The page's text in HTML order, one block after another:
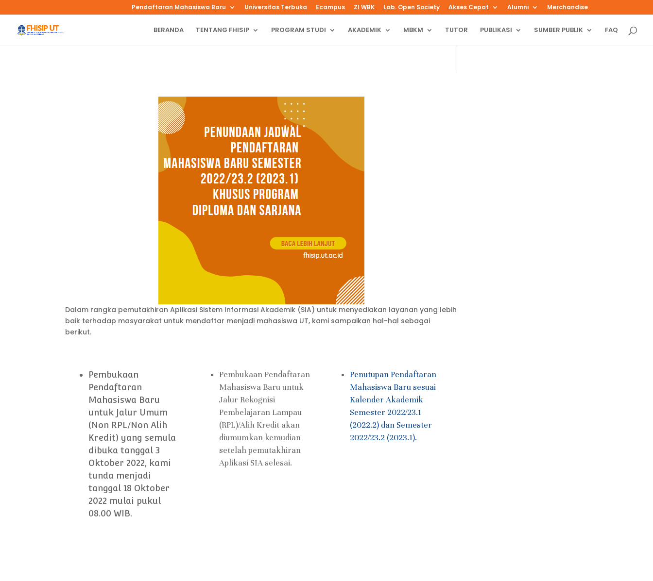
Pendaftaran Mahasiswa Baru Universitas Terbuka Ecampus ZI WBK Lab. Open Society Akses Cepat Alumni Merchandise
BERANDA TENTANG FHISIP PROGRAM STUDI AKADEMIK MBKM TUTOR PUBLIKASI SUMBER PUBLIK FAQ
Dalam rangka pemutakhiran Aplikasi Sistem Informasi Akademik (SIA) untuk menyediakan layanan yang lebih
baik terhadap masyarakat untuk mendaftar menjadi mahasiswa UT, kami sampaikan hal-hal sebagai
berikut.
Pembukaan
Pendaftaran
Mahasiswa Baru
untuk Jalur Umum
(Non RPL/Non Alih
Kredit) yang semula
dibuka tanggal 3
Oktober 2022, kami
tunda menjadi
tanggal 18 Oktober
2022 mulai pukul
08.00 WIB.
Pembukaan Pendaftaran
Mahasiswa Baru untuk
Jalur Rekognisi
Pembelajaran Lampau
(RPL)/Alih Kredit akan
diumumkan kemudian
setelah pemutakhiran
Aplikasi SIA selesai.
Penutupan Pendaftaran
Mahasiswa Baru sesuai
Kalender Akademik
Semester 2022/23.1
(2022.2) dan Semester
2022/23.2 (2023.1).